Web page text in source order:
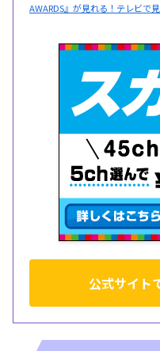
AWARDS』が見れる！テレビで
公式サイト